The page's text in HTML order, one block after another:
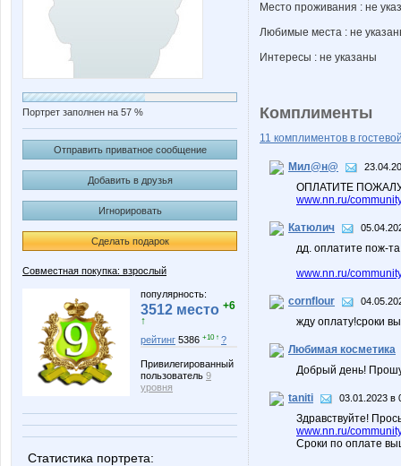
Портрет заполнен на 57 %
Отправить приватное сообщение
Добавить в друзья
Игнорировать
Сделать подарок
Совместная покупка: взрослый
популярность:
3512 место +6
↑
рейтинг 5386 +10 ↑ ?
Привилегированный
пользователь 9
уровня
Статистика портрета:
Место проживания : не
Любимые места : не
Интересы : не указаны
Комплименты
11 комплиментов в
Мил@н@
ОПЛАТИТЕ
www.nn.ru/
Катюлич
дд. оплатите пож-та
www.nn.ru/
cornflour
жду оплату!сроки
Любимая косметика
Добрый день!
taniti 03.01.2023 в
Здравствуйте!
www.nn.ru/
Сроки по оплате